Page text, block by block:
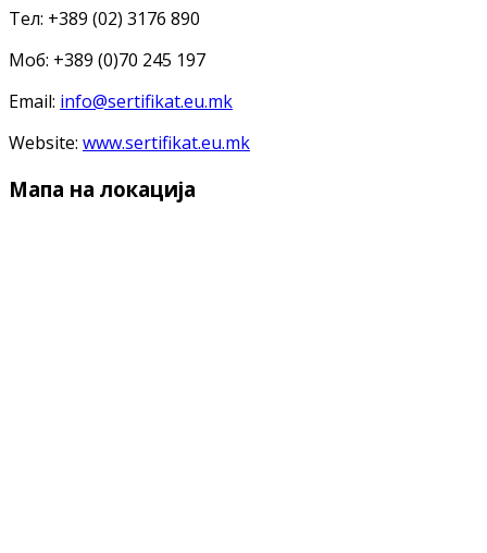
Тел: +389 (02) 3176 890
Моб: +389 (0)70 245 197
Email: info@sertifikat.eu.mk
Website: www.sertifikat.eu.mk
Мапа на локација